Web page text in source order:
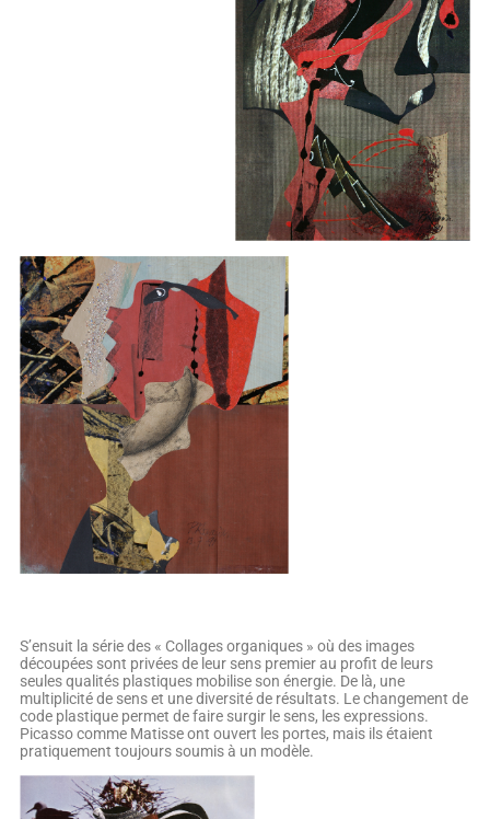
S’ensuit la série des « Collages organiques » où des images
découpées sont privées de leur sens premier au profit de leurs
seules qualités plastiques mobilise son énergie. De là, une
multiplicité de sens et une diversité de résultats. Le changement de
code plastique permet de faire surgir le sens, les expressions.
Picasso comme Matisse ont ouvert les portes, mais ils étaient
pratiquement toujours soumis à un modèle.